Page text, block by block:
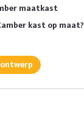
maatkast
kast op maat?